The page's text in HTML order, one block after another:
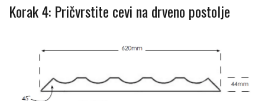
Korak 4: Pričvrstite cevi na drveno postolje